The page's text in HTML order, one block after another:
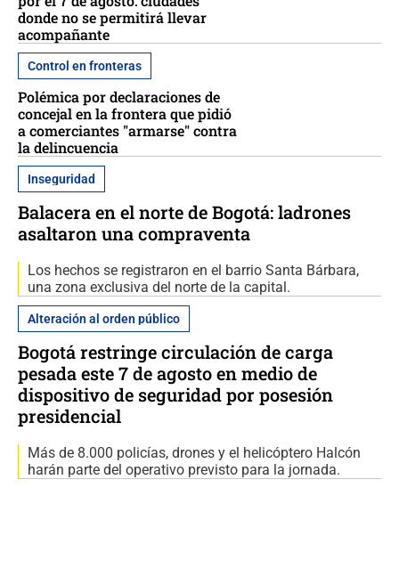
donde no se permitirá llevar
acompañante
Control en fronteras
Polémica por declaraciones de
concejal en la frontera que pidió
a comerciantes "armarse" contra
la delincuencia
Inseguridad
Balacera en el norte de Bogotá: ladrones
asaltaron una compraventa
Los hechos se registraron en el barrio Santa Bárbara,
una zona exclusiva del norte de la capital.
Alteración al orden público
Bogotá restringe circulación de carga
pesada este 7 de agosto en medio de
dispositivo de seguridad por posesión
presidencial
Más de 8.000 policías, drones y el helicóptero Halcón
harán parte del operativo previsto para la jornada.